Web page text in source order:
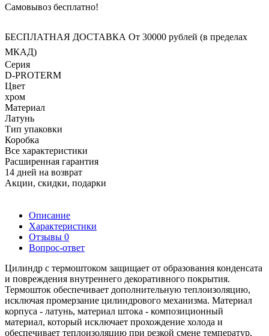
Самовывоз бесплатно!
БЕСПЛАТНАЯ ДОСТАВКА От 30000 рублей (в пределах
МКАД)
Серия
D-PROTERM
Цвет
хром
Материал
Латунь
Тип упаковки
Коробка
Все характеристики
Расширенная гарантия
14 дней на возврат
Акции, скидки, подарки
Описание
Характеристики
Отзывы 0
Вопрос-ответ
Цилиндр с термоштоком защищает от образования конденсата
и повреждения внутреннего декоративного покрытия.
Термошток обеспечивает дополнительную теплоизоляцию,
исключая промерзание цилиндрового механизма. Материал
корпуса - латунь, материал штока - композиционный
материал, который исключает прохождение холода и
обеспечивает теплоизоляцию при резкой смене температур.